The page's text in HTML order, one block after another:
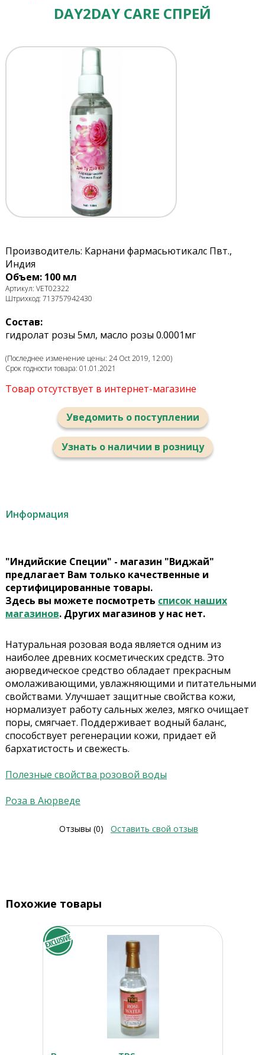
DAY2DAY CARE СПРЕЙ
Производитель: Карнани фармасьютикалс Пвт.,
Индия
Объем: 100 мл
Артикул: VET02322
Штрихкод: 713757942430
Состав:
гидролат розы 5мл, масло розы 0.0001мг
(Последнее изменение цены: 24 Oct 2019, 12:00)
Срок годности товара: 01.01.2021
Товар отсутствует в интернет-магазине
Уведомить о поступлении
Узнать о наличии в розницу
Информация
"Индийские Специи" - магазин "Виджай"
предлагает Вам только качественные и
сертифицированные товары.
Здесь вы можете посмотреть список наших
магазинов. Других магазинов у нас нет.
Натуральная розовая вода является одним из
наиболее древних косметических средств. Это
аюрведическое средство обладает прекрасным
омолаживающими, увлажняющими и питательными
свойствами. Улучшает защитные свойства кожи,
нормализует работу сальных желез, мягко очищает
поры, смягчает. Поддерживает водный баланс,
способствует регенерации кожи, придает ей
бархатистость и свежесть.
Полезные свойства розовой воды
Роза в Аюрведе
Отзывы (0) Оставить свой отзыв
Похожие товары